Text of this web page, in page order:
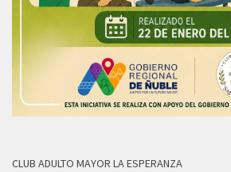
CLUB ADULTO MAYOR LA ESPERANZA